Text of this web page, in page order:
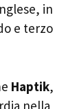
in
e terzo
Haptik,
nella